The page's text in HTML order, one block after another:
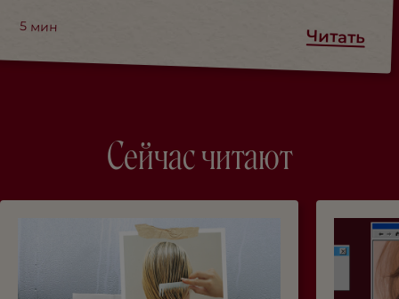
5мин Читать
Сейчас читают